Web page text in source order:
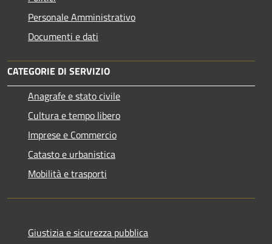
Personale Amministrativo
Documenti e dati
CATEGORIE DI SERVIZIO
Anagrafe e stato civile
Cultura e tempo libero
Imprese e Commercio
Catasto e urbanistica
Mobilità e trasporti
Giustizia e sicurezza pubblica